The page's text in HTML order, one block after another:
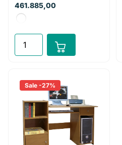
461.885,00
Sale -27%